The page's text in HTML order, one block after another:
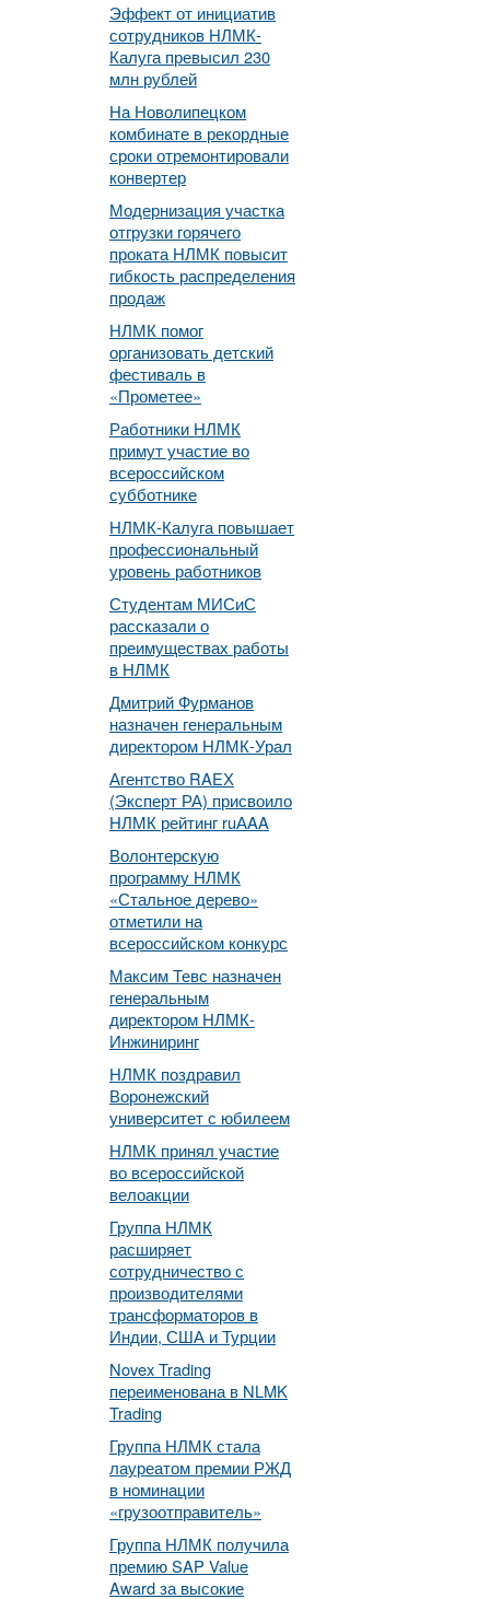
Эффект от инициатив
сотрудников НЛМК-
Калуга превысил 230
млн рублей
На Новолипецком
комбинате в рекордные
сроки отремонтировали
конвертер
Модернизация участка
отгрузки горячего
проката НЛМК повысит
гибкость распределения
продаж
НЛМК помог
организовать детский
фестиваль в
«Прометее»
Работники НЛМК
примут участие во
всероссийском
субботнике
НЛМК-Калуга повышает
профессиональный
уровень работников
Студентам МИСиС
рассказали о
преимуществах работы
в НЛМК
Дмитрий Фурманов
назначен генеральным
директором НЛМК-Урал
Агентство RAEХ
(Эксперт РА) присвоило
НЛМК рейтинг ruАAA
Волонтерскую
программу НЛМК
«Стальное дерево»
отметили на
всероссийском конкурс
Максим Тевс назначен
генеральным
директором НЛМК-
Инжиниринг
НЛМК поздравил
Воронежский
университет с юбилеем
НЛМК принял участие
во всероссийской
велоакции
Группа НЛМК
расширяет
сотрудничество с
производителями
трансформаторов в
Индии, США и Турции
Novex Trading
переименована в NLMK
Trading
Группа НЛМК стала
лауреатом премии РЖД
в номинации
«грузоотправитель»
Группа НЛМК получила
премию SAP Value
Award за высокие